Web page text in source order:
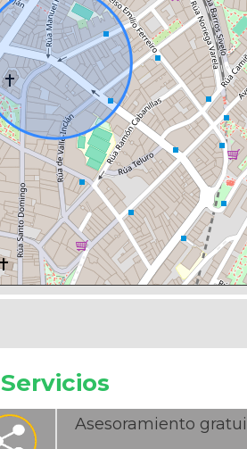
Servicios
Asesoramiento